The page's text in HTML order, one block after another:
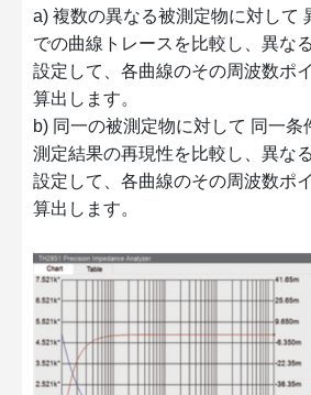
a) 複数の異なる被測定物に対して
での曲線トレースを比較し、異な
設定して、各曲線のその周波数ポ
算出します。
b) 同一の被測定物に対して 同一条
測定結果の再現性を比較し、異な
設定して、各曲線のその周波数ポ
算出します。